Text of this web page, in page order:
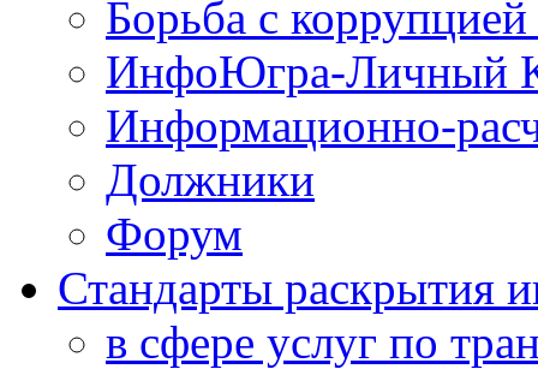
Борьба с
ИнфоЮгра-Личный
Информационно-
Должники
Форум
Стандарты раскрытия
в сфере услуг по